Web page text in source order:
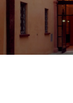
FONDAZIONE